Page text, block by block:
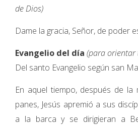
de Dios)
Dame la gracia, Señor, de poder
Evangelio del día (para orientar
Del santo Evangelio según san
En aquel tiempo, después de la
panes, Jesús apremió a sus
a la barca y se dirigieran a